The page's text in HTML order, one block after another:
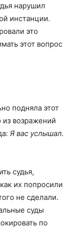
нарушил
инстанции.
это
этот вопрос
подняла этот
возражений
Я вас услышал.
судья,
их попросили
не сделали.
суды
по